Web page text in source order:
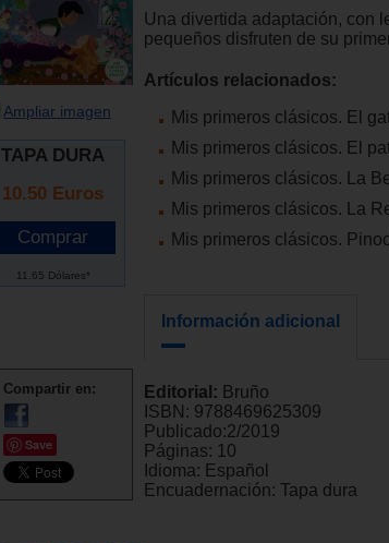
Ampliar imagen
TAPA DURA
10.50 Euros
11.65 Dólares*
Compartir en:
Save
Una divertida adaptación, con
pequeños disfruten de su
Artículos relacionados:
Mis primeros clásicos. El
Mis primeros clásicos. El
Mis primeros clásicos. La
Mis primeros clásicos. La
Mis primeros clásicos.
Información adicional
Editorial: Bruño
ISBN: 9788469625309
Publicado:2/2019
Páginas: 10
Idioma: Español
Encuadernación: Tapa dura